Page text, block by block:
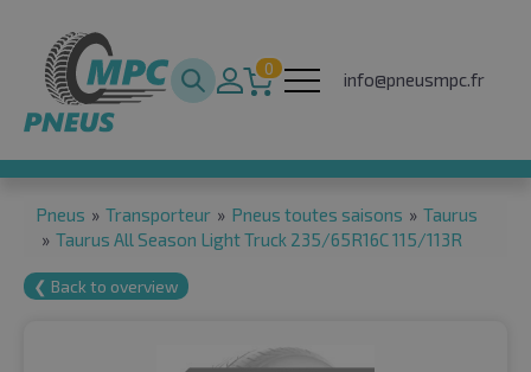
0
info@pneusmpc.fr
Pneus » Transporteur » Pneus toutes saisons » Taurus
» Taurus All Season Light Truck 235/65R16C 115/113R
❮ Back to overview